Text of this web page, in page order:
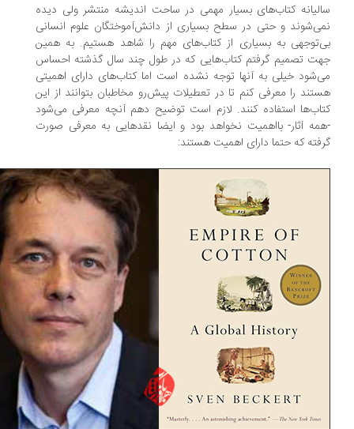
کتاب‌های بسیار مهمی در ساحت اندیشه ‌منتشر ولی دیده
و حتی در سطح‌ بسیاری از دانش‌آموختگان علوم انسانی
به بسیاری از کتاب‌های مهم را شاهد هستیم. به همین
تصمیم گرفتم کتاب‌هایی که در طول چند سال گذشته احساس
خیلی به آنها توجه نشده است اما کتاب‌های دارای اهمیتی
را معرفی کنم تا در تعطیلات پیش‌رو مخاطبان بتوانند از این
استفاده کنند. لازم است توضیح دهم‌ آنچه معرفی می‌شود
آثار- با‌اهمیت نخواهد بود و ایضا نقد‌هایی به معرفی صورت
که حتما دارای اهمیت هستند: